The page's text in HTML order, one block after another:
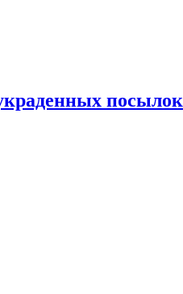
посылок